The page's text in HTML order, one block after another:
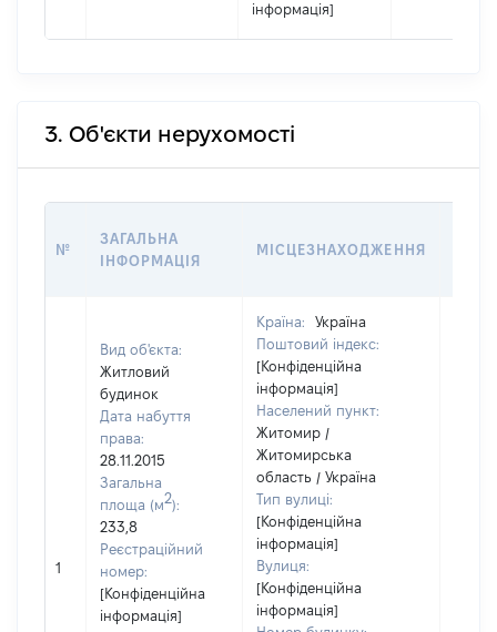
інформація]
3. Об'єкти нерухомості
№
ЗАГАЛЬНА
ІНФОРМАЦІЯ
МІСЦЕЗНАХОДЖЕННЯ
1
Вид об'єкта:
Житловий
будинок
Дата набуття
права:
28.11.2015
Загальна
площа (м2):
233,8
Реєстраційний
номер:
[Конфіденційна
інформація]
Країна:
Україна
Поштовий індекс:
[Конфіденційна
інформація]
Населений пункт:
Житомир /
Житомирська
область / Україна
Тип вулиці:
[Конфіденційна
інформація]
Вулиця:
[Конфіденційна
інформація]